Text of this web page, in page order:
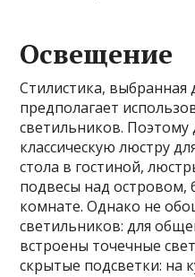
Освещение
Стилистика, выбранная
предполагает
светильников. Поэтому
классическую люстру
стола в гостиной,
подвесы над островом,
комнате. Однако не
светильников: для
встроены точечные
скрытые подсветки: на